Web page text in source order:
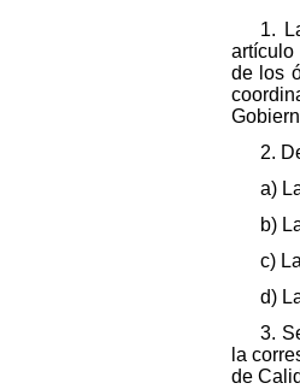
1.
artículo
de los
2.
a)
b)
c)
d)
3.
la
de